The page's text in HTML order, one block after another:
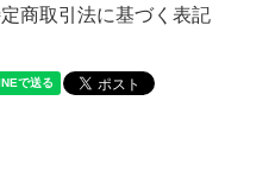
商取引法に基づく表記